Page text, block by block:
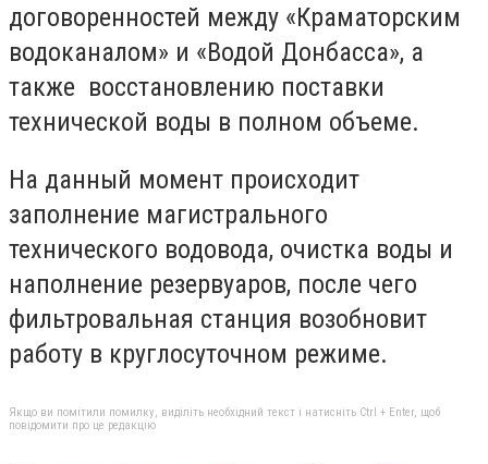
договоренностей между «Краматорским
водоканалом» и «Водой Донбасса», а
также восстановлению поставки
технической воды в полном объеме.
На данный момент происходит
заполнение магистрального
технического водовода, очистка воды и
наполнение резервуаров, после чего
фильтровальная станция возобновит
работу в круглосуточном режиме.
Якщо ви помітили помилку, виділіть необхідний текст і натисніть Ctrl + Enter, щоб
повідомити про це редакцію